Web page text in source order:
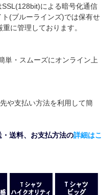
による暗号化通信
(ブルーラインズ)では保有せ
に管理しております。
単・スムーズにオンライン上
や支払い方法を利用して簡
送料、お支払方法の詳細はこ